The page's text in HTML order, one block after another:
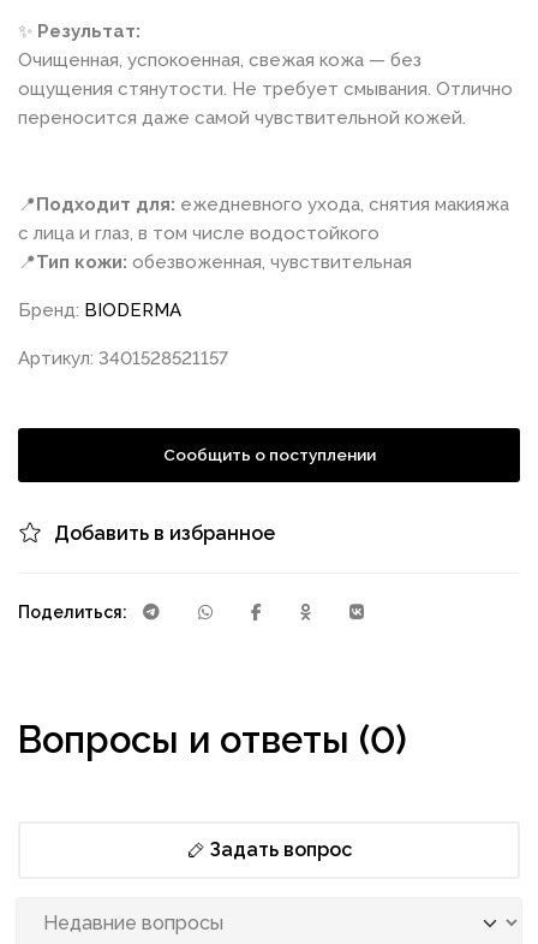
✨ Результат:
Очищенная, успокоенная, свежая кожа — без
ощущения стянутости. Не требует смывания. Отлично
переносится даже самой чувствительной кожей.
📍Подходит для: ежедневного ухода, снятия макияжа
с лица и глаз, в том числе водостойкого
📍Тип кожи: обезвоженная, чувствительная
Бренд: BIODERMA
Артикул: 3401528521157
Сообщить о поступлении
Добавить в избранное
Поделиться:
Вопросы и ответы (0)
Задать вопрос